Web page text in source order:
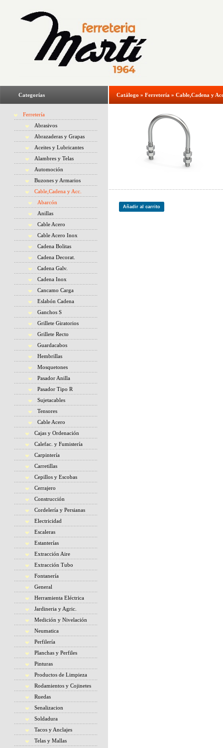
Categorías
Ferretería
Abrasivos
Abrazaderas y Grapas
Aceites y Lubricantes
Alambres y Telas
Automoción
Buzones y Armarios
Cable,Cadena y Acc.
Abarcón
Anillas
Cable Acero
Cable Acero Inox
Cadena Bolitas
Cadena Decorat.
Cadena Galv.
Cadena Inox
Cancamo Carga
Eslabón Cadena
Ganchos S
Grillete Giratorios
Grillete Recto
Guardacabos
Hembrillas
Mosquetones
Pasador Anilla
Pasador Tipo R
Sujetacables
Tensores
Cable Acero
Cajas y Ordenación
Calefac. y Fumistería
Carpintería
Carretillas
Cepillos y Escobas
Cerrajero
Construcción
Cordelería y Persianas
Electricidad
Escaleras
Estanterías
Extracción Aire
Extracción Tubo
Fontanería
General
Herramienta Eléctrica
Jardineria y Agric.
Medición y Nivelación
Neumatica
Perfilería
Planchas y Perfiles
Pinturas
Productos de Limpieza
Rodamientos y Cojinetes
Ruedas
Senalizacion
Soldadura
Tacos y Anclajes
Telas y Mallas
Catálogo » Ferretería » Cable,Cadena y
Añadir al carrito